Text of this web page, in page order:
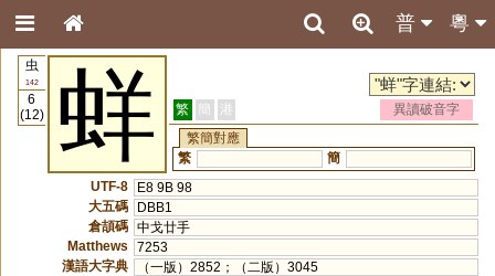
粵
普
虫
142
6
(12)
蛘 繁 簡 港
異讀破音字
繁簡對應
繁
簡
UTF-8
E8 9B 98
大五碼
DBB1
倉頡碼 中戈廿手
Matthews
7253
漢語大字典
（一版）2852；（二版）3045